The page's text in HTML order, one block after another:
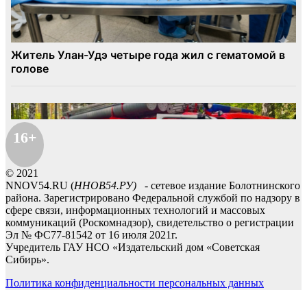
16+
© 2021
NNOV54.RU (ННОВ54.РУ) - сетевое издание Болотнинского
района. Зарегистрировано Федеральной службой по надзору в
сфере связи, информационных технологий и массовых
коммуникаций (Роскомнадзор), свидетельство о регистрации
Эл № ФС77-81542 от 16 июля 2021г.
Учредитель ГАУ НСО «Издательский дом «Советская
Сибирь».
Политика конфиденциальности персональных данных